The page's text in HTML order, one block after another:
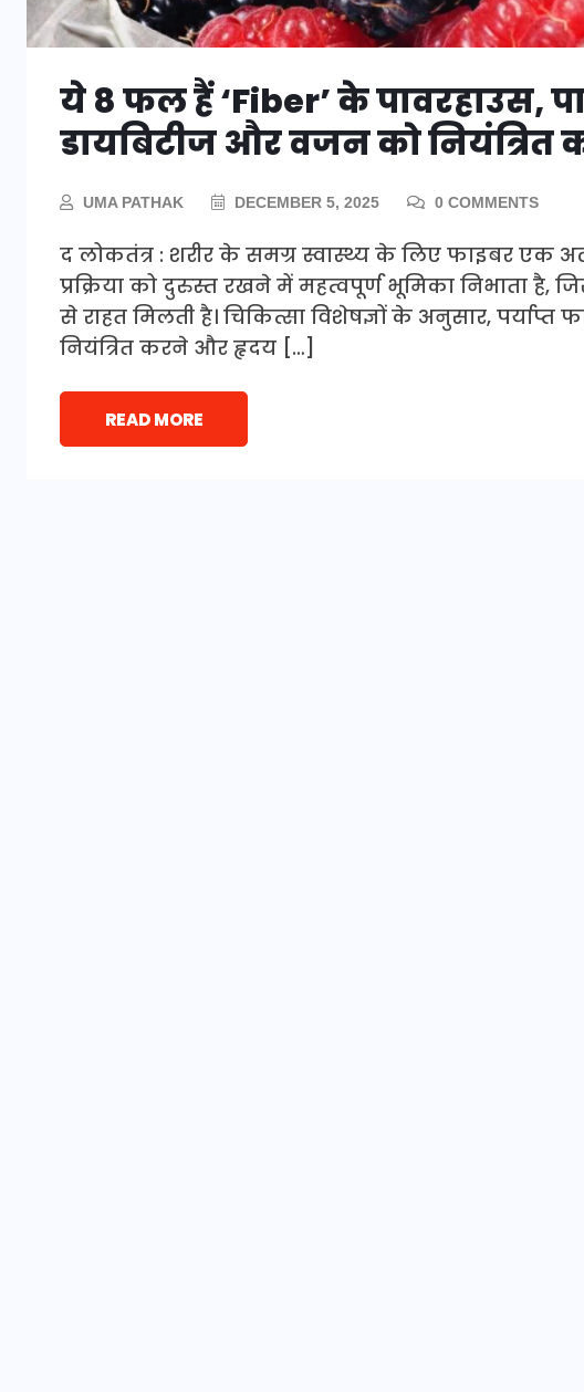
ये 8 फल हैं ‘Fiber’ के पावरहाउस,
डायबिटीज और वजन को
UMA PATHAK DECEMBER 5, 2025 0 COMMENTS
द लोकतंत्र : शरीर के समग्र स्वास्थ्य के लिए फाइबर एक
प्रक्रिया को दुरुस्त रखने में महत्वपूर्ण भूमिका निभाता
से राहत मिलती है। चिकित्सा विशेषज्ञों के अनुसार,
नियंत्रित करने और हृदय […]
READ MORE